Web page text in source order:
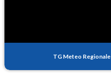
TG Meteo Regionale